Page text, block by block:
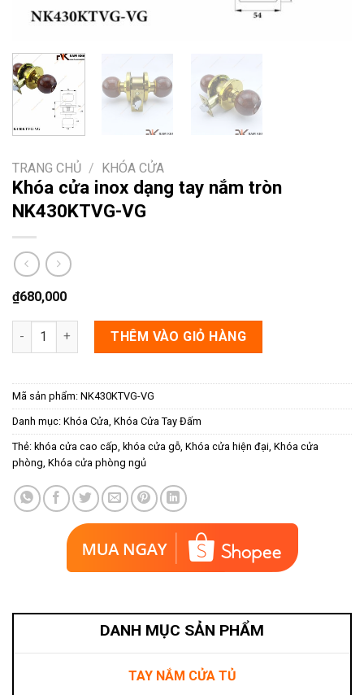
TRANG CHỦ / KHÓA CỬA
Khóa cửa inox dạng tay nắm tròn
NK430KTVG-VG
₫680,000
Khóa cửa inox dạng tay nắm tròn NK430KTVG-VG số lượng
THÊM VÀO GIỎ HÀNG
Mã sản phẩm: NK430KTVG-VG
Danh mục: Khóa Cửa Khóa Cửa Tay Đấm
Thẻ: khóa cửa cao cấp khóa cửa gỗ Khóa cửa hiện đại Khóa cửa
phòng Khóa cửa phòng ngủ
DANH MỤC SẢN PHẨM
TAY NẮM CỬA TỦ